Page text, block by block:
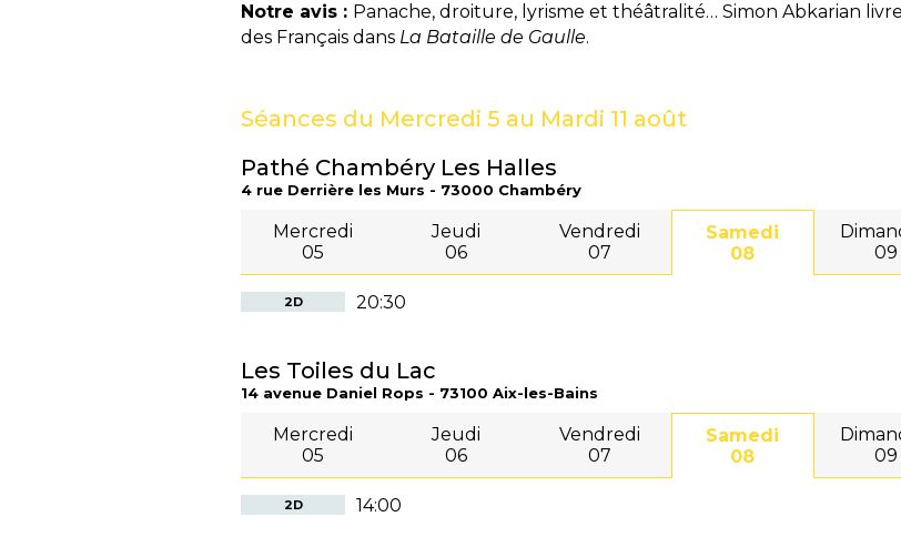
Notre avis : Panache, droiture, lyrisme et théâtralité… Simon Abkarian
des Français dans La Bataille de Gaulle.
Séances du Mercredi 5 au Mardi 11 août
Pathé Chambéry Les Halles
4 rue Derrière les Murs - 73000 Chambéry
Mercredi
05
Jeudi
06
Vendredi
07
Samedi
08
09
2D 20:30
Les Toiles du Lac
14 avenue Daniel Rops - 73100 Aix-les-Bains
Mercredi
05
Jeudi
06
Vendredi
07
Samedi
08
09
2D 14:00